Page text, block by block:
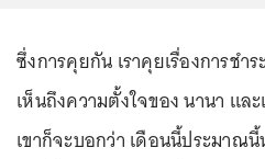
ซึ่งการคุยกัน เราคุยเรื่องการชำ
เห็นถึงความตั้งใจของ นานา แล
เขาก็จะบอกว่า เดือนนี้ประมาณนี้